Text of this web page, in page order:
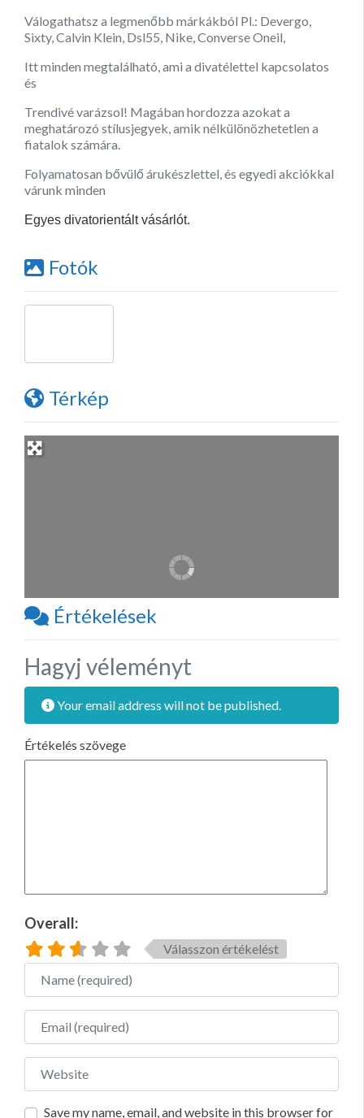
Válogathatsz a legmenőbb márkákból Pl.: Devergo,
Sixty, Calvin Klein, Dsl55, Nike, Converse Oneil,
Itt minden megtalálható, ami a divatélettel kapcsolatos
és
Trendivé varázsol! Magában hordozza azokat a
meghatározó stílusjegyek, amik nélkülönözhetetlen a
fiatalok számára.
Folyamatosan bővülő árukészlettel, és egyedi akciókkal
várunk minden
Egyes divatorientált vásárlót.
Fotók
Térkép
Értékelések
Hagyj véleményt
Your email address will not be published.
Értékelés szövege
Overall:
Válasszon értékelést
Name
Email
Website
Save my name, email, and website in this browser for